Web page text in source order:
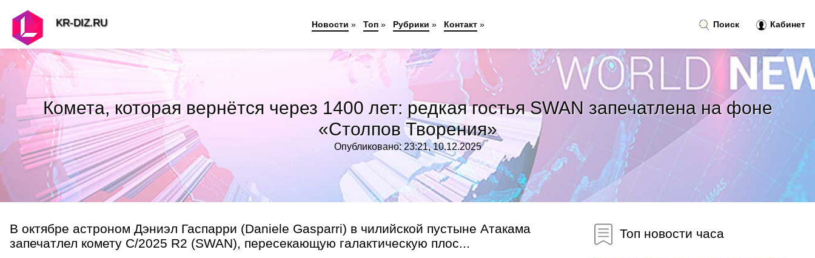
Комета, которая вернётся через 1400 лет: редкая гостья SWAN запечатлена на фоне
«Столпов Творения»
Опубликовано: 23:21, 10.12.2025
В октябре астроном Дэниэл Гаспарри (Daniele Gasparri) в чилийской пустыне Атакама
запечатлел комету C/2025 R2 (SWAN), пересекающую галактическую плос...
Топ новости часа
Поиск Кабинет
KR-DIZ.RU Новости » Топ » Рубрики » Контакт »